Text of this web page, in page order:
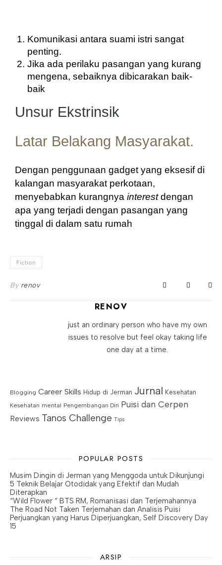
Komunikasi antara suami istri sangat
penting.
Jika ada perilaku pasangan yang kurang
mengena, sebaiknya dibicarakan baik-
baik
Unsur Ekstrinsik
Latar Belakang Masyarakat.
Dengan penggunaan gadget yang eksesif di
kalangan masyarakat perkotaan,
menyebabkan kurangnya interest dengan
apa yang terjadi dengan pasangan yang
tinggal di dalam satu rumah
Fiction
By renov
RENOV
just an ordinary person who have my own
issues to resolve but feel okay taking life
one day at a time.
Blogging Career Skills Hidup di Jerman Jurnal Kesehatan
Kesehatan mental Pengembangan Diri Puisi dan Cerpen
Reviews Tanos Challenge Tips
POPULAR POSTS
Musim Dingin di Jerman yang Menggoda untuk Dikunjungi
5 Teknik Belajar Otodidak yang Efektif dan Mudah
Diterapkan
“Wild Flower “ BTS RM, Romanisasi dan Terjemahannya
The Road Not Taken Terjemahan dan Analisis Puisi
Perjuangkan yang Harus Diperjuangkan, Self Discovery Day
15
ARSIP